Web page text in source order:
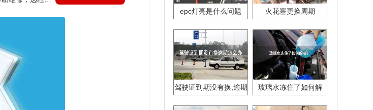
epc灯亮是什么问题 火花塞更换周期
驾驶证到期没有换,逾期
玻璃水冻住了如何解